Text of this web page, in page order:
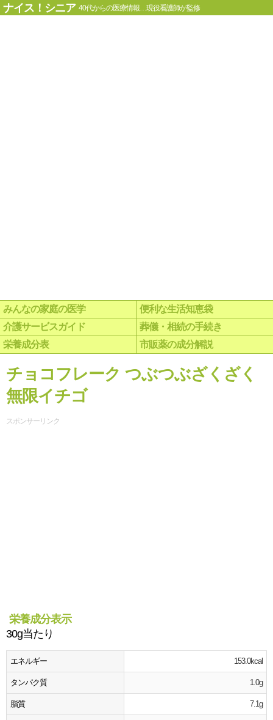
ナイス！シニア 40代からの医療情報…現役看護師が監修
みんなの家庭の医学
便利な生活知恵袋
介護サービスガイド
葬儀・相続の手続き
栄養成分表
市販薬の成分解説
チョコフレーク つぶつぶざくざく
無限イチゴ
スポンサーリンク
栄養成分表示
30g当たり
エネルギー 153.0kcal
タンパク質 1.0g
脂質 7.1g